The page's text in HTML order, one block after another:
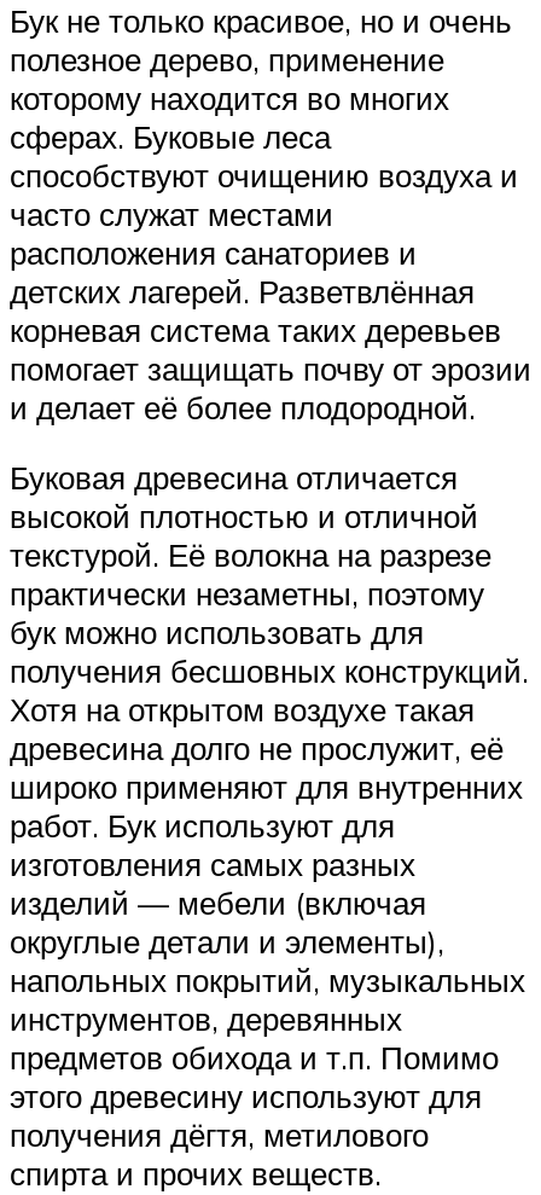
Бук не только красивое, но и очень
полезное дерево, применение
которому находится во многих
сферах. Буковые леса
способствуют очищению воздуха и
часто служат местами
расположения санаториев и
детских лагерей. Разветвлённая
корневая система таких деревьев
помогает защищать почву от эрозии
и делает её более плодородной.
Буковая древесина отличается
высокой плотностью и отличной
текстурой. Её волокна на разрезе
практически незаметны, поэтому
бук можно использовать для
получения бесшовных конструкций.
Хотя на открытом воздухе такая
древесина долго не прослужит, её
широко применяют для внутренних
работ. Бук используют для
изготовления самых разных
изделий — мебели (включая
округлые детали и элементы),
напольных покрытий, музыкальных
инструментов, деревянных
предметов обихода и т.п. Помимо
этого древесину используют для
получения дёгтя, метилового
спирта и прочих веществ.